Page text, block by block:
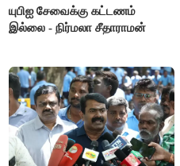
யுபிஐ சேவைக்கு கட்டணம்
இல்லை - நிர்மலா சீதாராமன்